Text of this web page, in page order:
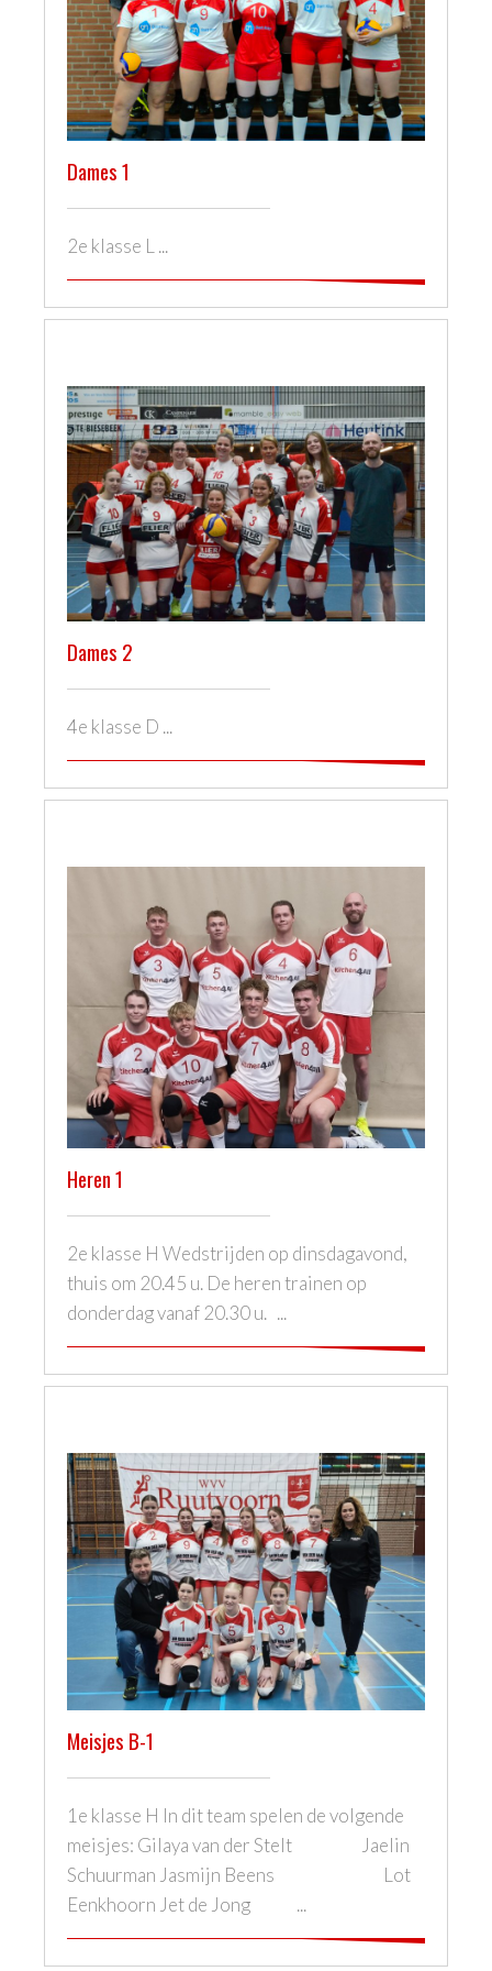
Dames 1
2e klasse L ...
Dames 2
4e klasse D ...
Heren 1
2e klasse H Wedstrijden op dinsdagavond,
thuis om 20.45 u. De heren trainen op
donderdag vanaf 20.30 u. ...
Meisjes B-1
1e klasse H In dit team spelen de volgende
meisjes: Gilaya van der Stelt Jaelin
Schuurman Jasmijn Beens Lot
Eenkhoorn Jet de Jong ...